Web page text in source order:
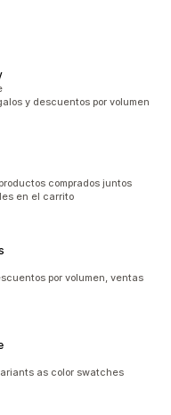
y descuentos por volumen
comprados juntos
en el carrito
por volumen, ventas
as color swatches